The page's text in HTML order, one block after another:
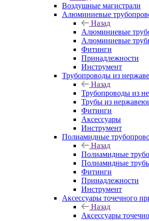
Воздушные магистрали
Алюминиевые
Назад
Алюминиевые
Алюминиевые
Фитинги
Принадлежности
Инструмент
Трубопроводы из
Назад
Трубопроводы из
Трубы из
Фитинги
Аксессуары
Инструмент
Полиамидные
Назад
Полиамидные
Полиамидные
Фитинги
Принадлежности
Инструмент
Аксессуары точечного
Назад
Аксессуары